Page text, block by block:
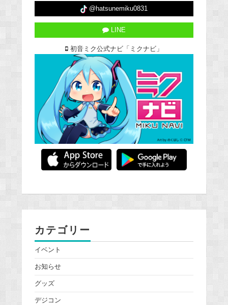
@hatsunemiku0831
LINE
初音ミク公式ナビ「ミクナビ」
カテゴリー
イベント
お知らせ
グッズ
デジコン